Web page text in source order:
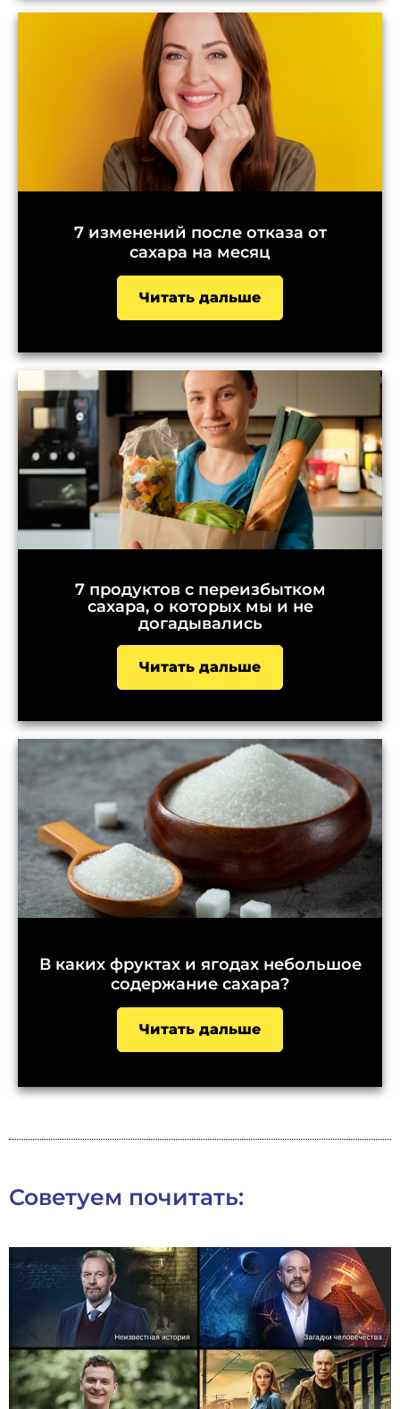
7 изменений после отказа от
сахара на месяц
Читать дальше
7 продуктов с переизбытком
сахара, о которых мы и не
догадывались
Читать дальше
В каких фруктах и ягодах небольшое
содержание сахара?
Читать дальше
Советуем почитать: